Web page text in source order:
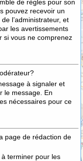
de règles pour son
pouvez recevoir un
l’administrateur, et
les avertissements
si vous ne comprenez
à signaler et
le message. En
nécessaires pour ce
page de rédaction de
à terminer pour les